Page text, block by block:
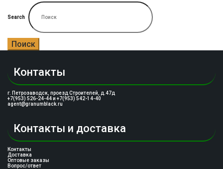
Search
Поиск
Контакты
г. Петрозаводск, проезд Строителей, д.47д
+7(953) 526-24-44 и +7(953) 542-14-40
agent@granumblack.ru
Контакты и доставка
Контакты
Доставка
Оптовые заказы
Вопрос/ответ